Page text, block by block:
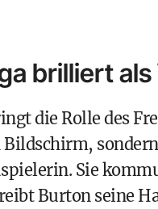
brilliert
die Rolle des
Bildschirm,
Sie
Burton seine